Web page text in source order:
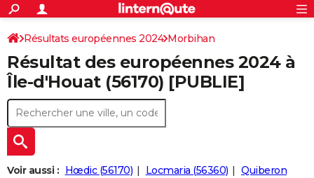
ACTUALITÉS
Politique
Société
Faits Divers
Education
Monde
Villes
+
SPORT
Coupe du monde 2026
Football
Tennis
Cyclisme
Rugby
Forum
CULTURE
Programme TV
TNT
Streaming
Cinéma
Sorties cinéma
Musique
+
FINANCE
Retraite
Impôts
Epargne
Immobilier
Risques naturels par ville
Banque
Assurance
Crédit
AUTO
Essais
Réserver un essai
Citadines
Berlines
SUV
Forum auto
+
HIGH-TECH
S'inscrire
Connexion
Résultats européennes 2024 Morbihan
Résultat des européennes 2024 à
Île-d'Houat (56170) [PUBLIE]
Voir aussi : Hœdic (56170) Locmaria (56360)
Quiberon